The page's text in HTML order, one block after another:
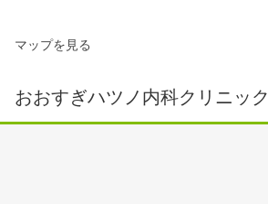
マップを見る
おおすぎハツノ内科クリニック